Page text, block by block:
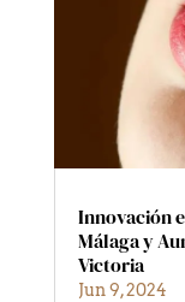
Innovación
Málaga y
Victoria
Jun 9, 2024